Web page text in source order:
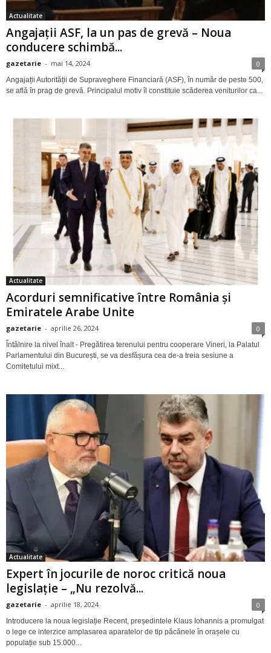
Actualitate
Angajații ASF, la un pas de grevă – Noua
conducere schimbă...
gazetarie - mai 14, 2024 0
Angajații Autorității de Supraveghere Financiară (ASF), în număr de peste 500,
se află în prag de grevă. Principalul motiv îl constituie scăderea veniturilor ca...
Actualitate
Acorduri semnificative între România și
Emiratele Arabe Unite
gazetarie - aprilie 26, 2024 0
Întâlnire la nivel înalt - Pregătirea terenului pentru cooperare Vineri, la Palatul
Parlamentului din București, se va desfășura cea de-a treia sesiune a
Comitetului mixt...
Actualitate
Expert în jocurile de noroc critică noua
legislație – „Nu rezolvă...
gazetarie - aprilie 18, 2024 0
Introducere la noua legislație Recent, președintele Klaus Iohannis a promulgat
o lege ce interzice amplasarea aparatelor de tip păcănele în orașele cu
populație sub 15.000...